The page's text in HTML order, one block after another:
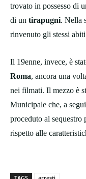
trovato in possesso di
di un tirapugni. Nella
rinvenuto gli stessi
Il 19enne, invece, è
Roma, ancora una
nei filmati. Il mezzo è
Municipale che, a
proceduto al
rispetto alle